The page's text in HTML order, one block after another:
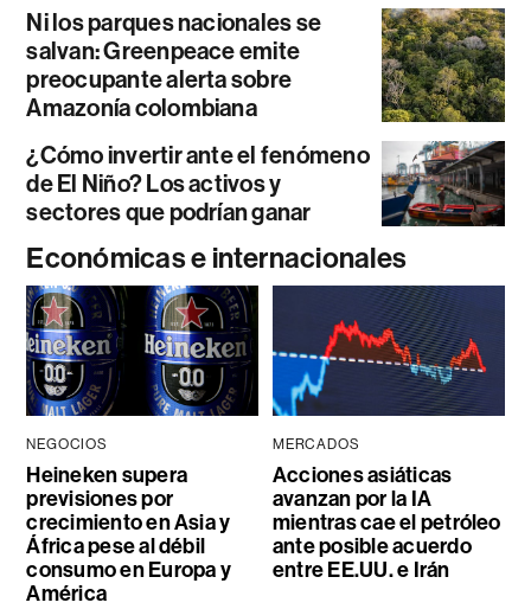
Ni los parques nacionales se
salvan: Greenpeace emite
preocupante alerta sobre
Amazonía colombiana
¿Cómo invertir ante el fenómeno
de El Niño? Los activos y
sectores que podrían ganar
Económicas e internacionales
NEGOCIOS
Heineken supera
previsiones por
crecimiento en Asia y
África pese al débil
consumo en Europa y
América
MERCADOS
Acciones asiáticas
avanzan por la IA
mientras cae el petróleo
ante posible acuerdo
entre EE.UU. e Irán